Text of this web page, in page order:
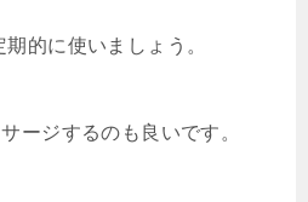
的に使いましょう。
ージするのも良いです。